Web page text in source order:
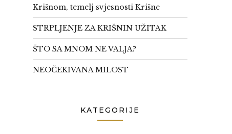
Krišnom, temelj svjesnosti Krišne
STRPLJENJE ZA KRIŠNIN UŽITAK
ŠTO SA MNOM NE VALJA?
NEOČEKIVANA MILOST
KATEGORIJE